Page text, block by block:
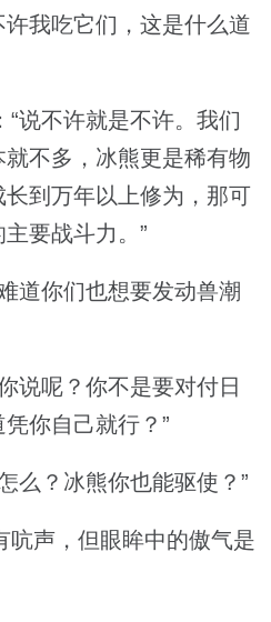
我吃它们，这是什么道
说不许就是不许。我们
不多，冰熊更是稀有物
到万年以上修为，那可
要战斗力。”
道你们也想要发动兽潮
说呢？你不是要对付日
你自己就行？”
么？冰熊你也能驱使？”
声，但眼眸中的傲气是